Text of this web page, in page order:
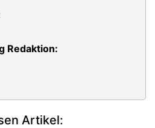
Redaktion:
Artikel: